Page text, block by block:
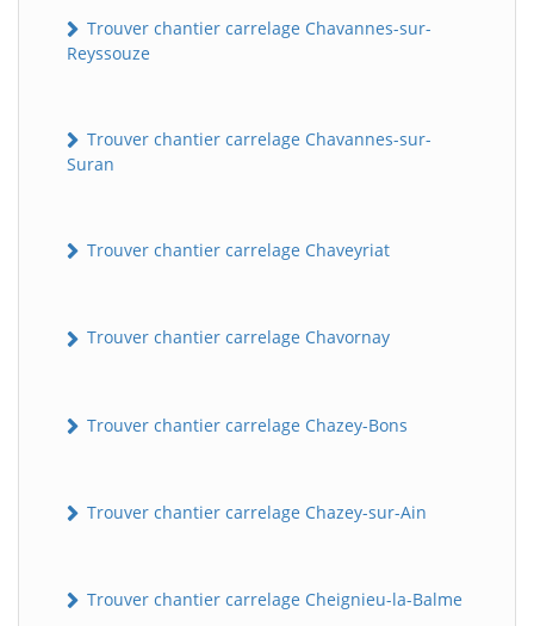
Trouver chantier carrelage Chavannes-sur-
Reyssouze
Trouver chantier carrelage Chavannes-sur-
Suran
Trouver chantier carrelage Chaveyriat
Trouver chantier carrelage Chavornay
Trouver chantier carrelage Chazey-Bons
Trouver chantier carrelage Chazey-sur-Ain
Trouver chantier carrelage Cheignieu-la-Balme